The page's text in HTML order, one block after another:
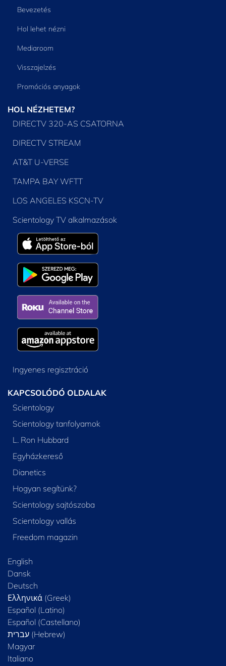
Bevezetés
Hol lehet nézni
Mediaroom
Visszajelzés
Promóciós anyagok
HOL NÉZHETEM?
DIRECTV 320-AS CSATORNA
DIRECTV STREAM
AT&T U-VERSE
TAMPA BAY WFTT
LOS ANGELES KSCN-TV
Scientology TV alkalmazások
Ingyenes regisztráció
KAPCSOLÓDÓ OLDALAK
Scientology
Scientology tanfolyamok
L. Ron Hubbard
Egyházkereső
Dianetics
Hogyan segítünk?
Scientology sajtószoba
Scientology vallás
Freedom magazin
English
Dansk
Deutsch
Ελληνικά (Greek)
Español (Latino)
Español (Castellano)
Magyar
Italiano